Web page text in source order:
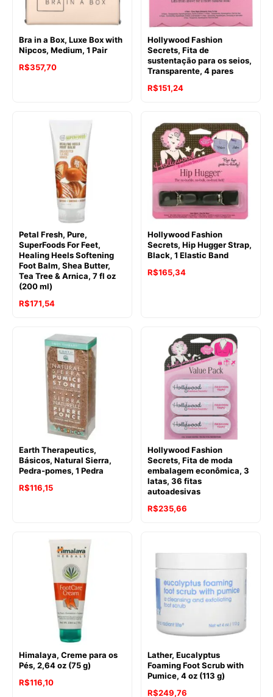
Bra in a Box, Luxe Box with
Nipcos, Medium, 1 Pair
R$357,70
Hollywood Fashion
Secrets, Fita de
sustentação para os seios,
Transparente, 4 pares
R$151,24
Petal Fresh, Pure,
SuperFoods For Feet,
Healing Heels Softening
Foot Balm, Shea Butter,
Tea Tree & Arnica, 7 fl oz
(200 ml)
R$171,54
Hollywood Fashion
Secrets, Hip Hugger Strap,
Black, 1 Elastic Band
R$165,34
Earth Therapeutics,
Básicos, Natural Sierra,
Pedra-pomes, 1 Pedra
R$116,15
Hollywood Fashion
Secrets, Fita de moda
embalagem econômica, 3
latas, 36 fitas
autoadesivas
R$235,66
Himalaya, Creme para os
Pés, 2,64 oz (75 g)
R$116,10
Lather, Eucalyptus
Foaming Foot Scrub with
Pumice, 4 oz (113 g)
R$249,76